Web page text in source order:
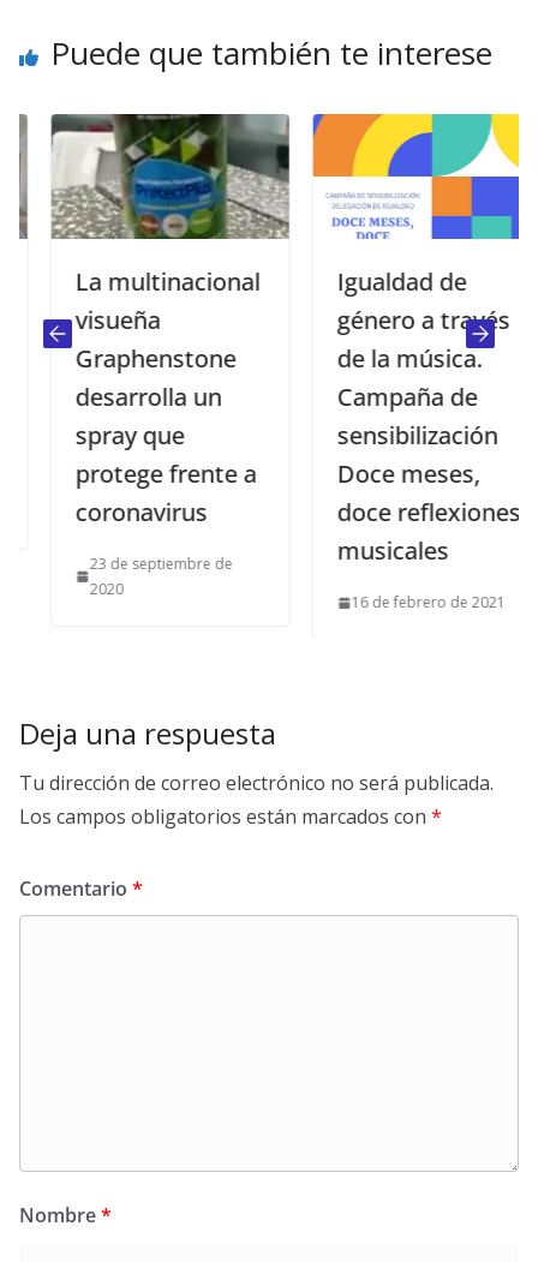
Puede que también te interese
La multinacional
visueña
Graphenstone
desarrolla un
spray que
protege frente a
coronavirus
23 de septiembre de
2020
Igualdad de
género a través
de la música.
Campaña de
sensibilización
Doce meses,
doce reflexiones
musicales
16 de febrero de 2021
Deja una respuesta
Tu dirección de correo electrónico no será publicada.
Los campos obligatorios están marcados con *
Comentario *
Nombre*